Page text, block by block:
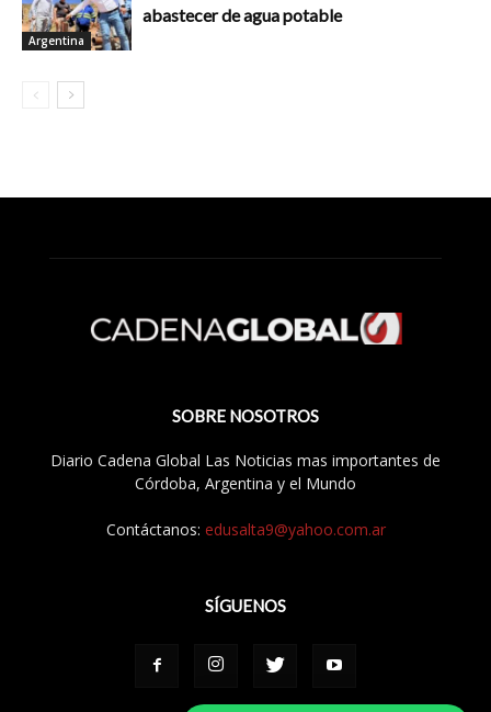
Argentina
abastecer de agua potable
SOBRE NOSOTROS
Diario Cadena Global Las Noticias mas importantes de
Córdoba, Argentina y el Mundo
Contáctanos: edusalta9@yahoo.com.ar
SÍGUENOS